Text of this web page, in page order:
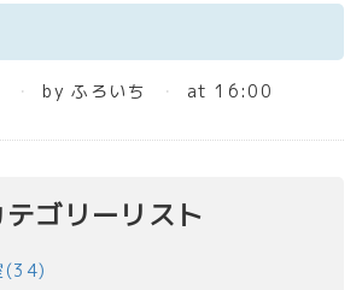
by ふろいち at 16:00
テゴリーリスト
(34)